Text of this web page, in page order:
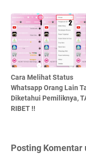
Cara Melihat Status
Whatsapp Orang Lain
Diketahui Pemiliknya,
RIBET !!
Posting Komentar